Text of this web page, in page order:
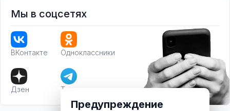
Мы в соцсетях
ВКонтакте Одноклассники
Дзен Телеграм
Предупреждение